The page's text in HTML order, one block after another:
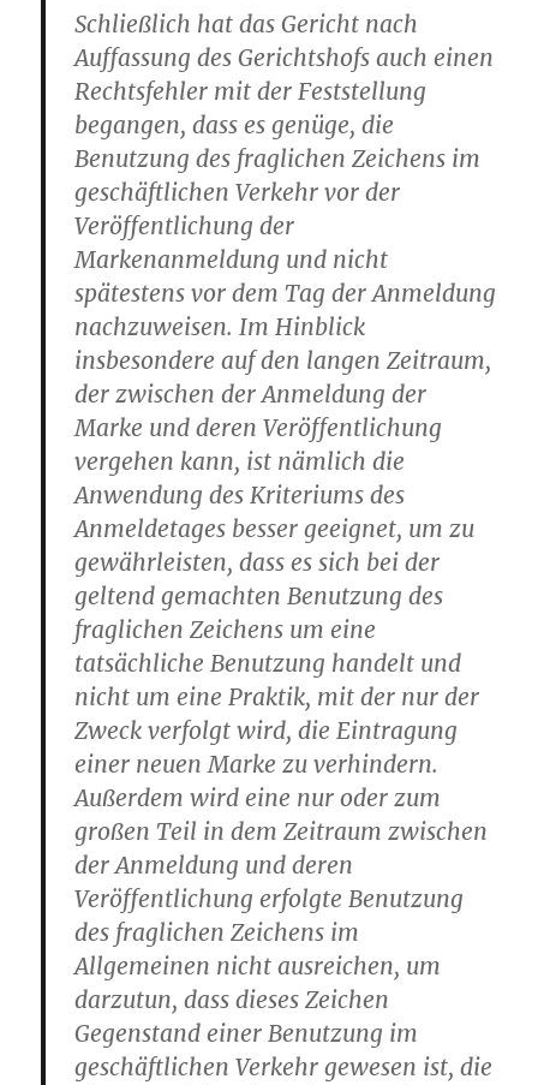
Schließlich hat das Gericht nach
Auffassung des Gerichtshofs auch einen
Rechtsfehler mit der Feststellung
begangen, dass es genüge, die
Benutzung des fraglichen Zeichens im
geschäftlichen Verkehr vor der
Veröffentlichung der
Markenanmeldung und nicht
spätestens vor dem Tag der Anmeldung
nachzuweisen. Im Hinblick
insbesondere auf den langen Zeitraum,
der zwischen der Anmeldung der
Marke und deren Veröffentlichung
vergehen kann, ist nämlich die
Anwendung des Kriteriums des
Anmeldetages besser geeignet, um zu
gewährleisten, dass es sich bei der
geltend gemachten Benutzung des
fraglichen Zeichens um eine
tatsächliche Benutzung handelt und
nicht um eine Praktik, mit der nur der
Zweck verfolgt wird, die Eintragung
einer neuen Marke zu verhindern.
Außerdem wird eine nur oder zum
großen Teil in dem Zeitraum zwischen
der Anmeldung und deren
Veröffentlichung erfolgte Benutzung
des fraglichen Zeichens im
Allgemeinen nicht ausreichen, um
darzutun, dass dieses Zeichen
Gegenstand einer Benutzung im
geschäftlichen Verkehr gewesen ist, die